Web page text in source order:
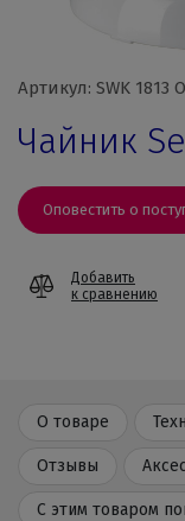
Артикул: SWK 1813
Чайник
Оповестить о
Добавить
к сравнению
О товаре
Отзывы
С этим товаром